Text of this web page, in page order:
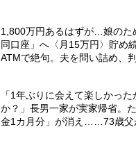
1,800万円あるはずが…娘のた
同口座」へ〈月15万円〉貯め
ATMで絶句。夫を問い詰め、
「1年ぶりに会えて楽しかっ
か？」長男一家が実家帰省。
金1カ月分」が消え……73歳父